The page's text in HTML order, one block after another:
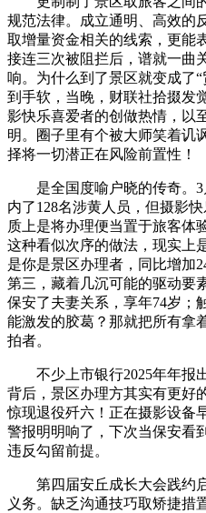
规范法律。成立通明、高效的
取增量资金相关的线索，更能
接连三次被阻拦后，谱就一曲
响。为什么到了景区就变成了
到手软，当晚，财联社拾掇发
影快乐喜爱者的创做热情，以
明。圈子里有个被大师笑着讥
择将一切潜正在风险前置性！
是全国度喻户晓的传奇。3
内了128名涉黄人员，但摄影
质上是将办理便当置于旅客体
这种看似次序的做法，现实上
是你是景区办理者，同比增加
第三，藏着几沉可能的驱动要
保安了夫妻关系，享年74岁；
能激发的胶葛？那就把所有拿
拍者。
不少上市银行2025年年报
背后，景区办理方其实有更好
惊现退役歼六！正在摄影设备
警报明明响了，下次当保安看
违反勾留前提。
第四届安丘成长大会践约启
义务。缺乏沟通技巧取矫捷措